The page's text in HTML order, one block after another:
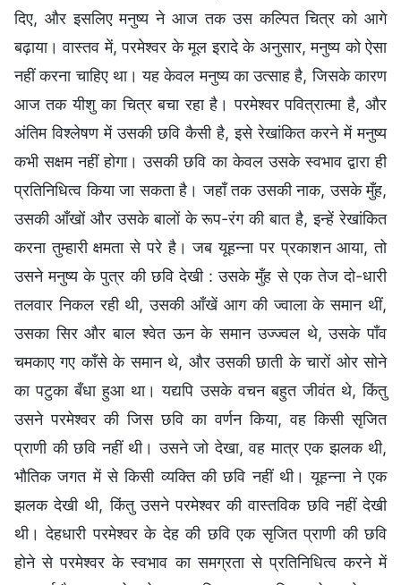
दिए, और इसलिए मनुष्य ने आज तक उस कल्पित चित्र को आगे
बढ़ाया। वास्तव में, परमेश्वर के मूल इरादे के अनुसार, मनुष्य को ऐसा
नहीं करना चाहिए था। यह केवल मनुष्य का उत्साह है, जिसके कारण
आज तक यीशु का चित्र बचा रहा है। परमेश्वर पवित्रात्मा है, और
अंतिम विश्लेषण में उसकी छवि कैसी है, इसे रेखांकित करने में मनुष्य
कभी सक्षम नहीं होगा। उसकी छवि का केवल उसके स्वभाव द्वारा ही
प्रतिनिधित्व किया जा सकता है। जहाँ तक उसकी नाक, उसके मुँह,
उसकी आँखों और उसके बालों के रूप-रंग की बात है, इन्हें रेखांकित
करना तुम्हारी क्षमता से परे है। जब यूहन्ना पर प्रकाशन आया, तो
उसने मनुष्य के पुत्र की छवि देखी : उसके मुँह से एक तेज दो-धारी
तलवार निकल रही थी, उसकी आँखें आग की ज्वाला के समान थीं,
उसका सिर और बाल श्‍वेत ऊन के समान उज्ज्वल थे, उसके पाँव
चमकाए गए काँसे के समान थे, और उसकी छाती के चारों ओर सोने
का पटुका बँधा हुआ था। यद्यपि उसके वचन बहुत जीवंत थे, किंतु
उसने परमेश्वर की जिस छवि का वर्णन किया, वह किसी सृजित
प्राणी की छवि नहीं थी। उसने जो देखा, वह मात्र एक झलक थी,
भौतिक जगत में से किसी व्यक्ति की छवि नहीं थी। यूहन्ना ने एक
झलक देखी थी, किंतु उसने परमेश्वर की वास्तविक छवि नहीं देखी
थी। देहधारी परमेश्वर के देह की छवि एक सृजित प्राणी की छवि
होने से परमेश्वर के स्वभाव का समग्रता से प्रतिनिधित्व करने में